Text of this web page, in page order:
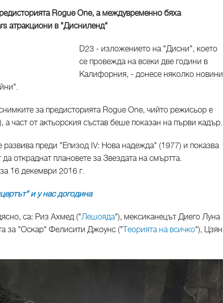
Rogue One, а междувременно бяха
атракциони в "Дисниленд"
D23 - изложението на "Дисни", което
се провежда на всеки две години в
Калифорния, - донесе няколко новини
за предисторията Rogue One, чийто режисьор е
а част от актьорския състав беше показан на първи кадър.
преди "Епизод IV: Нова надежда" (1977) и показва
да откраднат плановете за Звездата на смъртта.
16 декември 2016 г.
и у нас догодина
са: Риз Ахмед ("Лешояда"), мексиканецът Диего Луна
за "Оскар" Фелисити Джоунс ("Теорията на всичко"), Цзян